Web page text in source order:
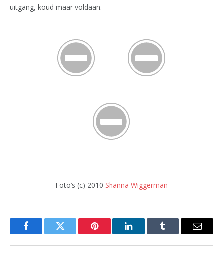
uitgang, koud maar voldaan.
Foto’s (c) 2010 Shanna Wiggerman
FacebookTwitter Pinterest LinkedInTumblr Email